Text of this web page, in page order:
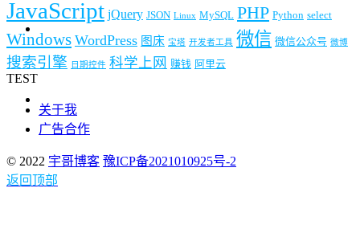
JavaScript jQuery JSON Linux MySQL PHP Python select
Windows WordPress 图床 宝塔 开发者工具 微信 微信公众号 微博
搜索引擎 日期控件 科学上网 赚钱 阿里云
TEST
关于我
广告合作
© 2022 宇哥博客 豫ICP备2021010925号-2
返回顶部